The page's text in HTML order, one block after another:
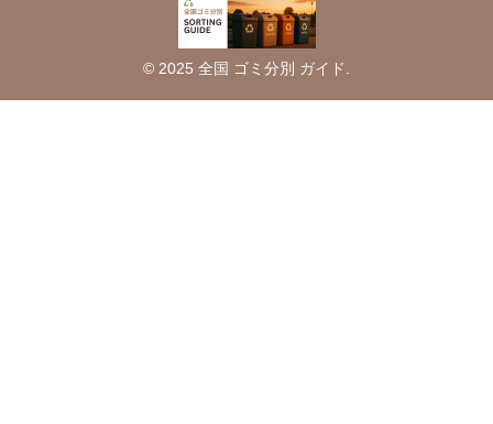
© 2025 全国 ゴミ分別 ガイド.